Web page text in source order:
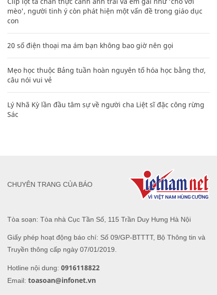
mèo', người tinh ý còn phát hiện một vấn đề trong giáo dục
con
20 số điện thoại ma ám bạn không bao giờ nên gọi
Mẹo học thuộc Bảng tuần hoàn nguyên tố hóa học bằng thơ,
câu nói vui vẻ
Lý Nhã Kỳ lần đầu tâm sự về người cha Liệt sĩ đặc công rừng
Sác
Tòa soạn: Tòa nhà Cục Tần Số, 115 Trần Duy Hưng Hà Nội
Giấy phép hoạt động báo chí: Số 09/GP-BTTTT, Bộ Thông tin và
Truyền thông cấp ngày 07/01/2019.
Hotline nội dung: 0916118822
Email: toasoan@infonet.vn
CHUYÊN TRANG CỦA BÁO